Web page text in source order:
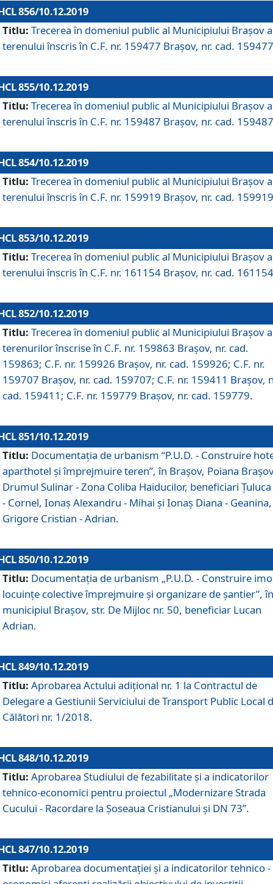
856/10.12.2019
Titlu: Trecerea în domeniul public al Municipiului Braşov a
terenului înscris în C.F. nr. 159477 Brașov, nr. cad.
855/10.12.2019
Titlu: Trecerea în domeniul public al Municipiului Braşov a
terenului înscris în C.F. nr. 159487 Brașov, nr. cad.
854/10.12.2019
Titlu: Trecerea în domeniul public al Municipiului Braşov a
terenului înscris în C.F. nr. 159919 Brașov, nr. cad.
853/10.12.2019
Titlu: Trecerea în domeniul public al Municipiului Braşov a
terenului înscris în C.F. nr. 161154 Brașov, nr. cad.
852/10.12.2019
Titlu: Trecerea în domeniul public al Municipiului Braşov a
terenurilor înscrise în C.F. nr. 159863 Brașov, nr. cad.
159863; C.F. nr. 159926 Brașov, nr. cad. 159926; C.F. nr.
159707 Brașov, nr. cad. 159707; C.F. nr. 159411 Brașov,
cad. 159411; C.F. nr. 159779 Brașov, nr. cad. 159779.
851/10.12.2019
Titlu: Documentaţia de urbanism “P.U.D. - Construire
aparthotel şi împrejmuire teren”, în Braşov, Poiana
Drumul Sulinar - Zona Coliba Haiducilor, beneficiari
- Cornel, Ionaş Alexandru - Mihai şi Ionaş Diana - Geanina,
Grigore Cristian - Adrian.
850/10.12.2019
Titlu: Documentaţia de urbanism „P.U.D. - Construire
locuințe colective împrejmuire și organizare de șantier”, în
municipiul Braşov, str. De Mijloc nr. 50, beneficiar Lucan
Adrian.
849/10.12.2019
Titlu: Aprobarea Actului adiţional nr. 1 la Contractul de
Delegare a Gestiunii Serviciului de Transport Public Local
Călători nr. 1/2018.
848/10.12.2019
Titlu: Aprobarea Studiului de fezabilitate şi a indicatorilor
tehnico-economici pentru proiectul „Modernizare Strada
Cucului - Racordare la Șoseaua Cristianului și DN 73”.
847/10.12.2019
Titlu: Aprobarea documentației și a indicatorilor tehnico -